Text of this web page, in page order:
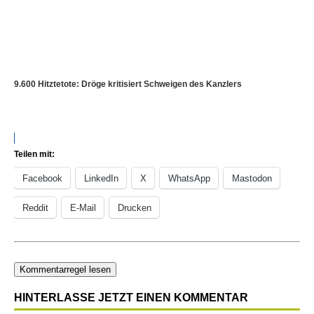
9.600 Hitztetote: Dröge kritisiert Schweigen des Kanzlers
Teilen mit:
Facebook LinkedIn X WhatsApp Mastodon
Reddit E-Mail Drucken
Kommentarregel lesen
HINTERLASSE JETZT EINEN KOMMENTAR